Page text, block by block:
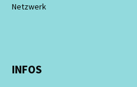
Netzwerk
INFOS